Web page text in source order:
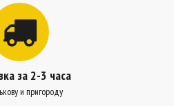
за 2-3 часа
и пригороду